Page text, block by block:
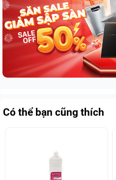
Có thể bạn cũng thích